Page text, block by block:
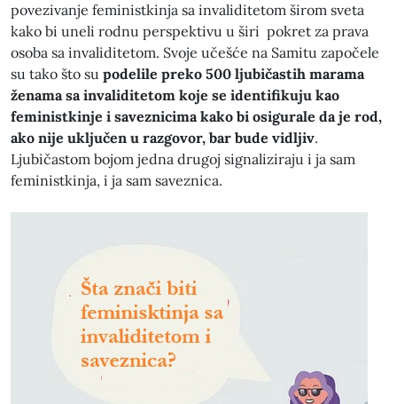
povezivanje feministkinja sa invaliditetom širom sveta
kako bi uneli rodnu perspektivu u širi pokret za prava
osoba sa invaliditetom. Svoje učešće na Samitu započele
su tako što su podelile preko 500 ljubičastih marama
ženama sa invaliditetom koje se identifikuju kao
feministkinje i saveznicima kako bi osigurale da je rod,
ako nije uključen u razgovor, bar bude vidljiv.
Ljubičastom bojom jedna drugoj signaliziraju i ja sam
feministkinja, i ja sam saveznica.